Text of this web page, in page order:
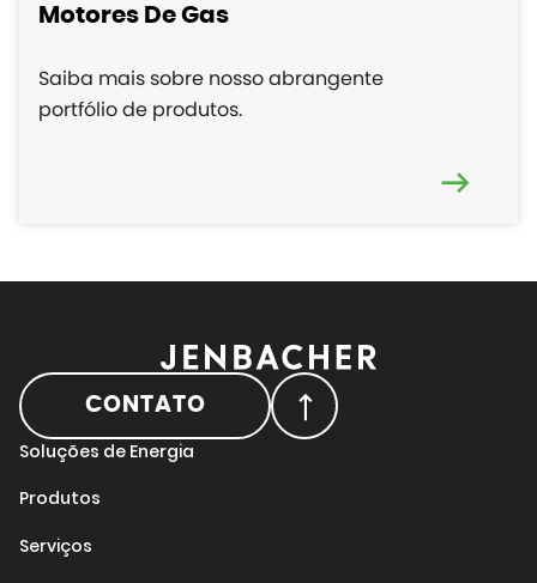
Motores De Gas
Saiba mais sobre nosso abrangente
portfólio de produtos.
CONTATO
Soluções de Energia
Produtos
Serviços